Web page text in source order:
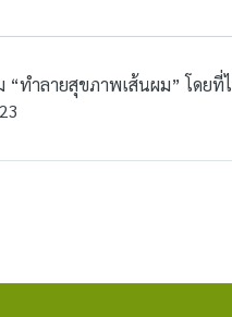
“ทำลายสุขภาพเส้นผม” โดยที่